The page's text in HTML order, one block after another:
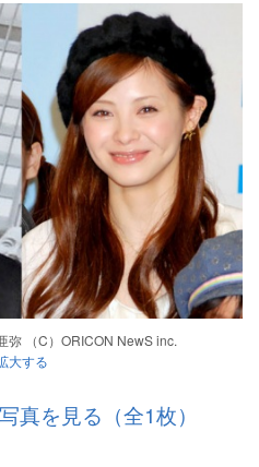
弥 （C）ORICON NewS inc.
大する
真を見る（全1枚）